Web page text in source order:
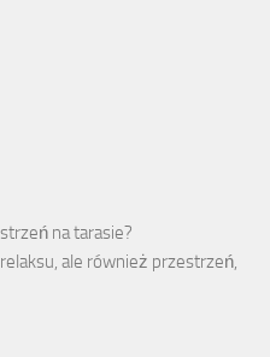
na tarasie?
ale również przestrzeń,